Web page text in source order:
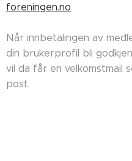
foreningen.no
Når innbetalingen av
din brukerprofil bli
vil da får en velkomstmail
post.